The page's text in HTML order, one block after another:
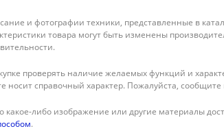
и фотографии техники, представленные в
товара могут быть изменены
проверять наличие желаемых функций и
носит справочный характер. Пожалуйста,
какое-либо изображение или другие материалы
.